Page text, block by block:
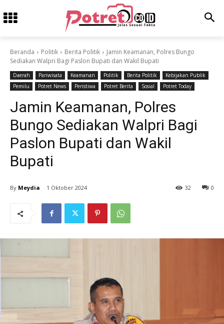
Beranda Politik Berita Politik
Jamin Keamanan, Polres Bungo
Sediakan Walpri Bagi Paslon Bupati dan Wakil Bupati
Daerah Pariwisata Keamanan Politik Berita Politik
Kebijakan Publik
Pemilu
Potret News Peristiwa Potret Berita Sosial Potret Today
Jamin Keamanan, Polres
Bungo Sediakan Walpri Bagi
Paslon Bupati dan Wakil
Bupati
By Meydia 1 Oktober 2024 0
32